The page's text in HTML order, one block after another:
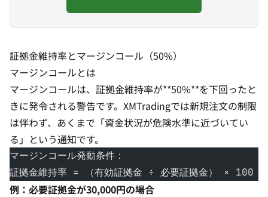
証拠金維持率とマージンコール（50%）
マージンコールとは
マージンコールは、証拠金維持率が**50%**を下回ったと
きに発令される警告です。XMTradingでは新規注文の制限
は伴わず、あくまで「資金状況が危険水準に近づいてい
る」という通知です。
マージンコール発動条件：
証拠金維持率 = （有効証拠金 ÷ 必要証拠金） × 100 ≤
例：必要証拠金が30,000円の場合